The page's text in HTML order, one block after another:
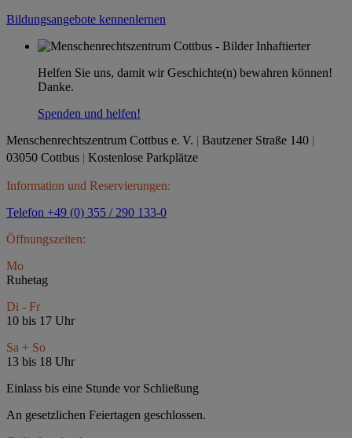
Bildungsangebote kennenlernen
Helfen Sie uns, damit wir Geschichte(n) bewahren können!
Danke.
Spenden und helfen!
Menschenrechtszentrum Cottbus e. V. | Bautzener Straße 140 |
03050 Cottbus | Kostenlose Parkplätze
Information und Reservierungen:
Telefon +49 (0) 355 / 290 133-0
Öffnungszeiten:
Mo
Ruhetag
Di - Fr
10 bis 17 Uhr
Sa + So
13 bis 18 Uhr
Einlass bis eine Stunde vor Schließung
An gesetzlichen Feiertagen geschlossen.